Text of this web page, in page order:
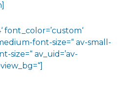
font_color=’custom‘
font-size=“ av-small-
size=“ av_uid=’av-